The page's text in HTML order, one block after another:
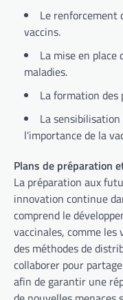
Le renforcement
vaccins.
La mise en place
maladies.
La formation des
La
l'importance de la
Plans de préparation
La préparation aux
innovation continue
comprend le
vaccinales, comme
des méthodes de
collaborer pour
afin de garantir une